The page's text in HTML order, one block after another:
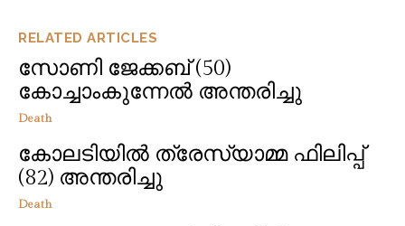
RELATED ARTICLES
സോണി ജേക്കബ് (50)
കോച്ചാംകുന്നേൽ അന്തരിച്ചു
Death
കോലടിയിൽ ത്രേസ്യാമ്മ ഫിലിപ്പ്
(82) അന്തരിച്ചു
Death